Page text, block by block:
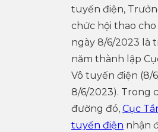
tuyến điện,
chức hội thao cho
ngày 8/6/2023 là
năm thành lập
Vô tuyến điện (8/
8/6/2023). Trong
đường đó, Cục
tuyến điện nhận